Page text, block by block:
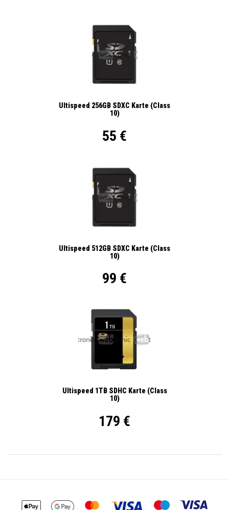
Ultispeed 256GB SDXC Karte (Class
10)
55 €
Ultispeed 512GB SDXC Karte (Class
10)
99 €
Ultispeed 1TB SDHC Karte (Class
10)
179 €